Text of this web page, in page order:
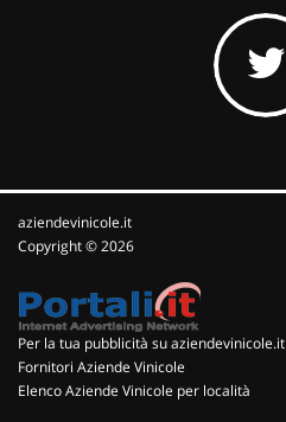
aziendevinicole.it
Copyright © 2026
Per la tua pubblicità su aziendevinicole.it
Fornitori Aziende Vinicole
Elenco Aziende Vinicole per località